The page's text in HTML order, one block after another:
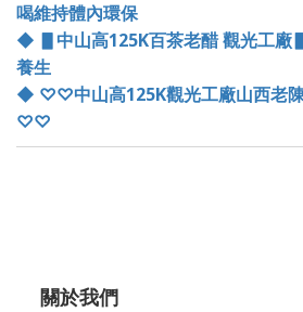
喝維持體內環保
◆ ▋中山高125K百茶老醋 觀光工
養生
◆ ♡♡中山高125K觀光工廠山西老
♡♡
關於我們